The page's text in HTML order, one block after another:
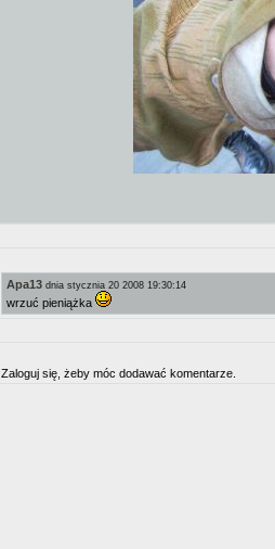
Apa13 dnia stycznia 20 2008 19:30:14
wrzuć pieniążka
Zaloguj się, żeby móc dodawać komentarze.